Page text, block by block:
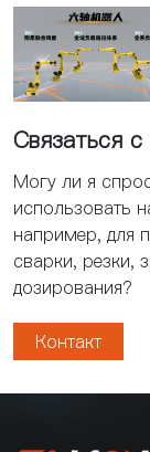
Связаться
Могу ли я
использовать
например, для
сварки, резки,
дозирования?
Контакт